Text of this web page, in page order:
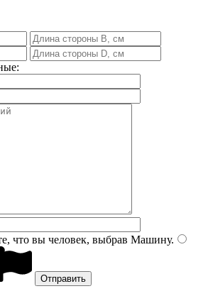
что вы человек, выбрав Машину.